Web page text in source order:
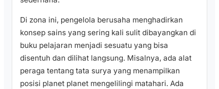
Di zona ini, pengelola berusaha menghadirkan
konsep sains yang sering kali sulit dibayangkan di
buku pelajaran menjadi sesuatu yang bisa
disentuh dan dilihat langsung. Misalnya, ada alat
peraga tentang tata surya yang menampilkan
posisi planet planet mengelilingi matahari. Ada